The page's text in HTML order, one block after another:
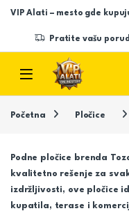
Skip to navigation
Skip to content
VIP Alati – mesto gde
Pratite vašu
Open
Početna Pločice
Podne pločice brenda
kvalitetno rešenje za
izdržljivosti, ove pločice
kupatila, terase i